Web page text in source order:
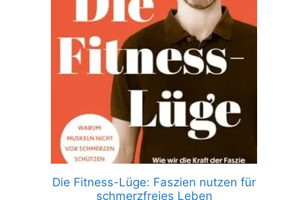
Die Fitness-Lüge: Faszien nutzen für
schmerzfreies Leben